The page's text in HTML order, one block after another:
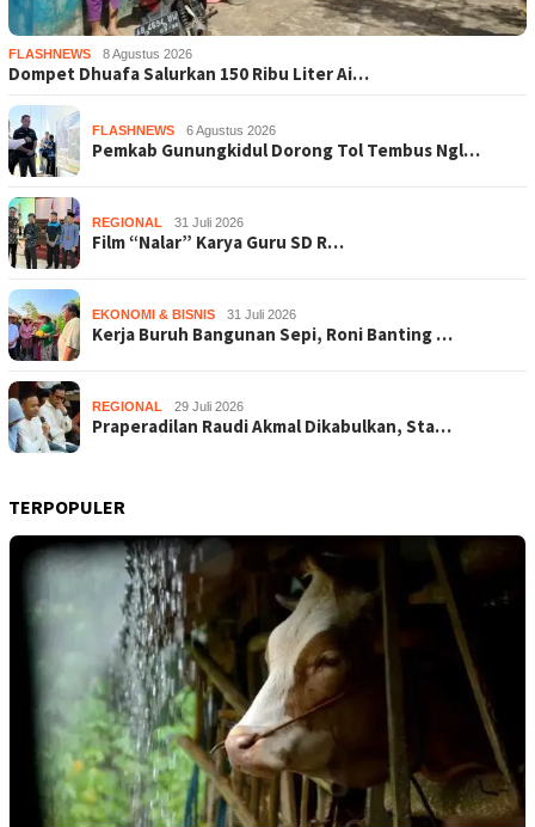
FLASHNEWS 8 Agustus 2026
Dompet Dhuafa Salurkan 150 Ribu Liter Ai…
FLASHNEWS 6 Agustus 2026
Pemkab Gunungkidul Dorong Tol Tembus Ngl…
REGIONAL 31 Juli 2026
Film “Nalar” Karya Guru SD R…
EKONOMI & BISNIS 31 Juli 2026
Kerja Buruh Bangunan Sepi, Roni Banting …
REGIONAL 29 Juli 2026
Praperadilan Raudi Akmal Dikabulkan, Sta…
TERPOPULER